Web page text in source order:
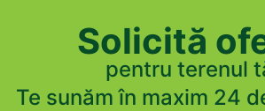
Solicită
pentru terenul
Te sunăm în maxim 24